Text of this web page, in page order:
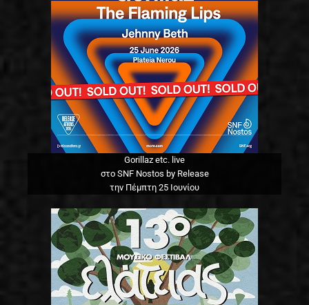
Gorillaz etc. live
στο SNF Nostos by Release
την Πέμπτη 25 Ιουνίου